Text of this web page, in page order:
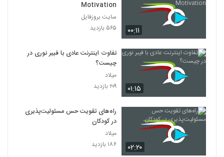
۰۰:۱۱
Motivation
سایت بروزفایل
۵۶۵ بازدید
۰۱:۱۵
تفاوت اینترنت عادی با فیبر نوری در
چیست؟
میلاد
۲۰۹ بازدید
۰۲:۲۰
راه‌های تقویت حس مسئولیت‌پذیری
در کودکان
میلاد
۱۸۶ بازدید